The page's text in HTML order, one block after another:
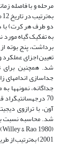
دو طرف هر کرت) با
به تفکیک گیاه
برداشت، پنج بوته
تعیین اجزای
شد. همچنین برای
جداسازی اندام­های
70
آون، با ترازوی
2001) به‌ترتیب از طریق روابط زیر اندازه­گیری شد.